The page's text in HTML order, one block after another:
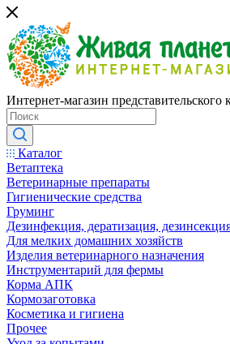
Интернет-магазин представительского
Каталог
Ветаптека
Ветеринарные препараты
Гигиенические средства
Груминг
Дезинфекция, дератизация,
Для мелких домашних хозяйств
Изделия ветеринарного назначения
Инструментарий для фермы
Корма АПК
Кормозаготовка
Косметика и гигиена
Прочее